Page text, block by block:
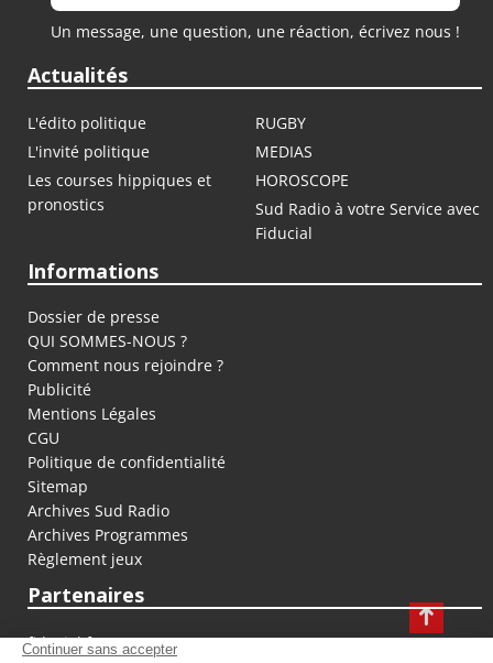
Un message, une question, une réaction, écrivez nous !
Actualités
L'édito politique
RUGBY
L'invité politique
MEDIAS
Les courses hippiques et
pronostics
HOROSCOPE
Sud Radio à votre Service avec
Fiducial
Informations
Dossier de presse
QUI SOMMES-NOUS ?
Comment nous rejoindre ?
Publicité
Mentions Légales
CGU
Politique de confidentialité
Sitemap
Archives Sud Radio
Archives Programmes
Règlement jeux
Partenaires
fiducial.fr